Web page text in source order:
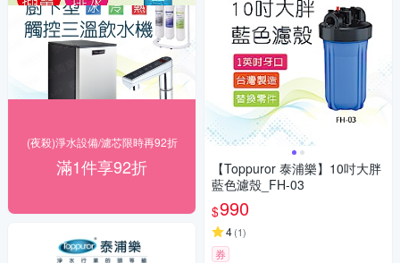
(夜殺)淨水設備/濾芯限時再92折
滿1件享92折
【Toppuror 泰浦樂】10吋大胖
藍色濾殼_FH-03
$990
4(1)
券